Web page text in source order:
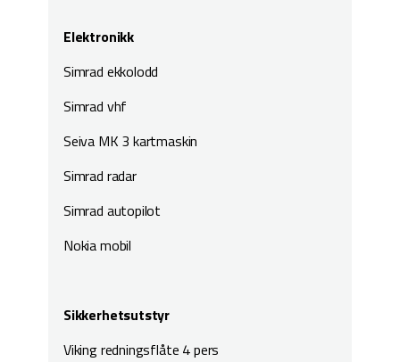
Elektronikk
Simrad ekkolodd
Simrad vhf
Seiva MK 3 kartmaskin
Simrad radar
Simrad autopilot
Nokia mobil
Sikkerhetsutstyr
Viking redningsflåte 4 pers